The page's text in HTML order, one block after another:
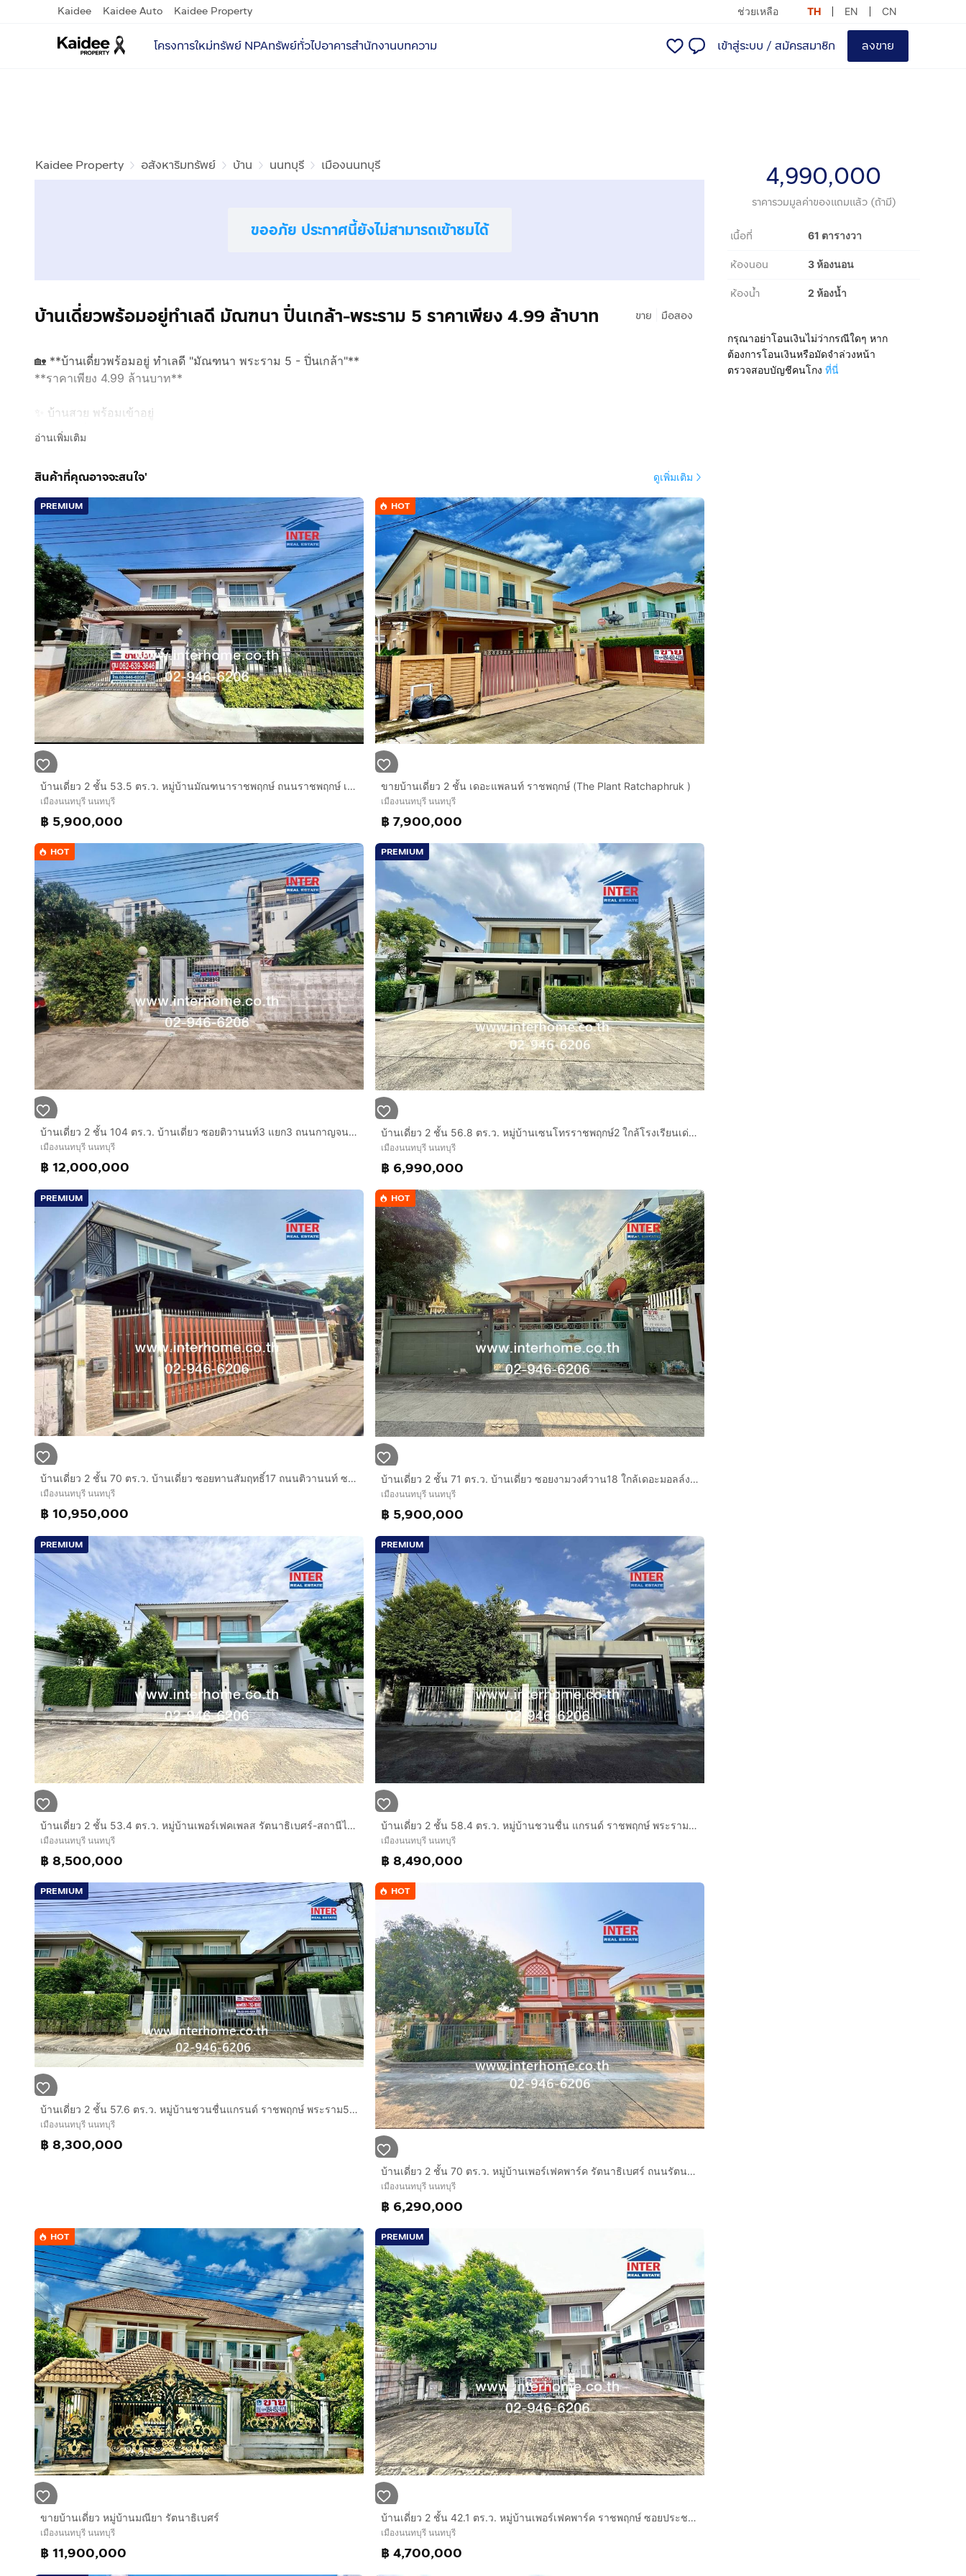
Kaidee Kaidee Auto Kaidee Property ช่วยเหลือ TH EN CN
โครงการใหม่ทรัพย์ NPAทรัพย์ทั่วไปอาคารสำนักงานบทความ เข้าสู่ระบบ / สมัครสมาชิก ลงขาย
Kaidee Property อสังหาริมทรัพย์ บ้าน นนทบุรี เมืองนนทบุรี
ขออภัย ประกาศนี้ยังไม่สามารถเข้าชมได้
ขาย มือสอง
บ้านเดี่ยวพร้อมอยู่ทำเลดี มัณฑนา ปิ่นเกล้า-พระราม 5 ราคาเพียง 4.99 ล้าบาท
🏡 **บ้านเดี่ยวพร้อมอยู่ ทำเลดี "มัณฑนา พระราม 5 - ปิ่นเกล้า"**
**ราคาเพียง 4.99 ล้านบาท**
✨ บ้านสวย พร้อมเข้าอยู่
📐 ขนาดที่ดิน 61 ตารางวา
🚗 จอดรถได้ 2 คัน
💚 หากคุณกำลังมองหาบ้านเดี่ยวในโซน **พระราม 5 - ปิ่นเกล้า - นครอินทร์** ที่เดินทางสะดวก บรรยากาศเงียบสงบ และอยู่ใกล้สิ่ง
อำนวยความสะดวกครบ บ้านหลังนี้ตอบโจทย์มาก!
📍 **สถานที่ใกล้เคียง**
✅ เดอะวอล์ค ราชพฤกษ์
✅ เซ็นทรัล เวสต์วิลล์
✅ เซ็นทรัล เวสต์เกต
✅ โลตัส นครอินทร์
✅ แม็คโคร นครอินทร์
✅ โรงเรียนเด่นหล้า พระราม 5
✅ โรงเรียนเทพศิรินทร์ นนทบุรี
✅ โรงพยาบาลบางใหญ่
✅ โรงพยาบาลเกษมราษฎร์ รัตนาธิเบศร์
🚗 **เดินทางสะดวก**
• ถนนนครอินทร์
• ถนนราชพฤกษ์
• ถนนกาญจนาภิเษก
• ถนนบรมราชชนนี
• ทางด่วนศรีรัช
⭐ เหมาะสำหรับครอบครัวที่ต้องการบ้านเดี่ยวคุณภาพ ในทำเลที่เดินทางเข้าเมืองง่าย และรายล้อมด้วยห้าง โรงเรียน และโรงพยาบาล
ครบครัน
📞 **สนใจนัดชมบ้าน หรือสอบถามข้อมูลเพิ่มเติม**
คุณณัจ
📱 โทร.กดเพื่อดูเบอร์โทร xxxxxx566
💬 Line: agent.nat
📍 นัดชมบ้านได้ทุกวัน พร้อมให้คำปรึกษาสินเชื่อฟรี!
อ่านเพิ่มเติม
4,990,000
ราคารวมมูลค่าของแถมแล้ว (ถ้ามี)
เนื้อที่ 61 ตารางวา
ห้องนอน 3 ห้องนอน
ห้องน้ำ 2 ห้องน้ำ
กรุณาอย่าโอนเงินไม่ว่ากรณีใดๆ หาก
ต้องการโอนเงินหรือมัดจำล่วงหน้า
ตรวจสอบบัญชีคนโกง ที่นี่
สินค้าที่คุณอาจจะสนใจ' ดูเพิ่มเติม
PREMIUM
บ้านเดี่ยว 2 ชั้น 53.5 ตร.ว. หมู่บ้านมัณฑนาราชพฤกษ์ ถนนราชพฤกษ์ เมืองนนทบุรี นนทบุรี
เมืองนนทบุรี นนทบุรี
฿ 5,900,000
HOT
ขายบ้านเดี่ยว 2 ชั้น เดอะแพลนท์ ราชพฤกษ์ (The Plant Ratchaphruk )
เมืองนนทบุรี นนทบุรี
฿ 7,900,000
HOT
บ้านเดี่ยว 2 ชั้น 104 ตร.ว. บ้านเดี่ยว ซอยติวานนท์3 แยก3 ถนนกาญจนาภิเษก ถนนติวานนท์ เมืองนนทบุรี นนทบุรี
เมืองนนทบุรี นนทบุรี
฿ 12,000,000
PREMIUM
บ้านเดี่ยว 2 ชั้น 56.8 ตร.ว. หมู่บ้านเซนโทรราชพฤกษ์2 ใกล้โรงเรียนเด่นหล้า พระราม5 ซอยผู้ใหญ่ประเสริฐ ถนนบางกรวย-ไทรน้อย ถนนชัยพฤกษ์
เมืองนนทบุรี นนทบุรี
฿ 6,990,000
PREMIUM
บ้านเดี่ยว 2 ชั้น 70 ตร.ว. บ้านเดี่ยว ซอยทานสัมฤทธิ์17 ถนนติวานนท์ ซอยทานสัมฤทธิ์17 เมืองนนทบุรี นนทบุรี
เมืองนนทบุรี นนทบุรี
฿ 10,950,000
HOT
บ้านเดี่ยว 2 ชั้น 71 ตร.ว. บ้านเดี่ยว ซอยงามวงศ์วาน18 ใกล้เดอะมอลล์งามวงศ์วาน ถนนงามวงศ์วาน ถนนประชาชื่น เมืองนนทบุรี นนทบุรี
เมืองนนทบุรี นนทบุรี
฿ 5,900,000
PREMIUM
บ้านเดี่ยว 2 ชั้น 53.4 ตร.ว. หมู่บ้านเพอร์เฟคเพลส รัตนาธิเบศร์-สถานีไทรม้า ซอยไทรม้าซอย7 ถนนรัตนาธิเบศร์ ถนนราชพฤกษ์ เมืองนนทบุรี นนทบุรี
เมืองนนทบุรี นนทบุรี
฿ 8,500,000
PREMIUM
บ้านเดี่ยว 2 ชั้น 58.4 ตร.ว. หมู่บ้านชวนชื่น แกรนด์ ราชพฤกษ์ พระราม5 แม็คโคร พระราม 5 ถนนนครอินทร์ ถนนติวานนท์ เมืองนนทบุรี นนทบุรี
เมืองนนทบุรี นนทบุรี
฿ 8,490,000
PREMIUM
บ้านเดี่ยว 2 ชั้น 57.6 ตร.ว. หมู่บ้านชวนชื่นแกรนด์ ราชพฤกษ์ พระราม5 ใกล้แม็คโครพระราม5 ถนนนครอินทร์ ถนนติวานนท์ เมืองนนทบุรี นนทบุรี
เมืองนนทบุรี นนทบุรี
฿ 8,300,000
HOT
บ้านเดี่ยว 2 ชั้น 70 ตร.ว. หมู่บ้านเพอร์เฟคพาร์ค รัตนาธิเบศร์ ถนนรัตนาธิเบศร์ ถนนวัดไทรม้า-ท่าอิฐ เมืองนนทบุรี นนทบุรี
เมืองนนทบุรี นนทบุรี
฿ 6,290,000
HOT
ขายบ้านเดี่ยว หมู่บ้านมณียา รัตนาธิเบศร์
เมืองนนทบุรี นนทบุรี
฿ 11,900,000
PREMIUM
บ้านเดี่ยว 2 ชั้น 42.1 ตร.ว. หมู่บ้านเพอร์เฟคพาร์ค ราชพฤกษ์ ซอยประชาร่วมใจ ถนนราชพฤกษ์ ถนนรัตนาธิเบศร์ เมืองนนทบุรี นนทบุรี
เมืองนนทบุรี นนทบุรี
฿ 4,700,000